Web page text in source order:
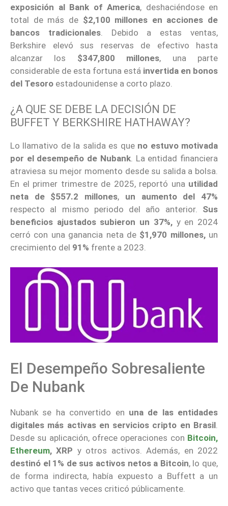
exposición al Bank of America, deshaciéndose en
total de más de $2,100 millones en acciones de
bancos tradicionales. Debido a estas ventas,
Berkshire elevó sus reservas de efectivo hasta
alcanzar los $347,800 millones, una parte
considerable de esta fortuna está invertida en bonos
del Tesoro estadounidense a corto plazo.
¿A QUE SE DEBE LA DECISIÓN DE
BUFFET Y BERKSHIRE HATHAWAY?
Lo llamativo de la salida es que no estuvo motivada
por el desempeño de Nubank. La entidad financiera
atraviesa su mejor momento desde su salida a bolsa.
En el primer trimestre de 2025, reportó una utilidad
neta de $557.2 millones, un aumento del 47%
respecto al mismo periodo del año anterior. Sus
beneficios ajustados subieron un 37%,y en 2024
cerró con una ganancia neta de $1,970 millones,un
crecimiento del 91% frente a 2023.
El Desempeño Sobresaliente
De Nubank
Nubank se ha convertido en una de las entidades
digitales más activas en servicios cripto en Brasil
Desde su aplicación, ofrece operaciones con Bitcoin,
Ethereum, XRP y otros activos. Además, en 2022
destinó el 1% de sus activos netos a Bitcoin, lo que,
de forma indirecta, había expuesto a Buffett a un
activo que tantas veces criticó públicamente.